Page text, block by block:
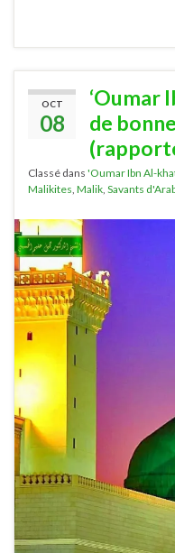
OCT
08
‘Oumar
de
Classé dans 'Oumar Ibn Al-
Malikites, Malik, Savants